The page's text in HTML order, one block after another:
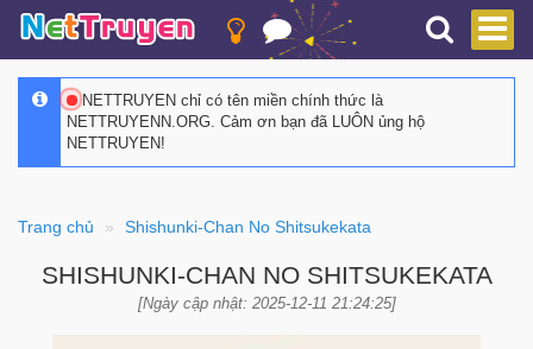
NETTRUYEN chỉ có tên miền chính thức là
NETTRUYENN.ORG. Cảm ơn bạn đã LUÔN ủng hộ
NETTRUYEN!
Trang chủ Shishunki-Chan No Shitsukekata
SHISHUNKI-CHAN NO SHITSUKEKATA
[Ngày cập nhật: 2025-12-11 21:24:25]